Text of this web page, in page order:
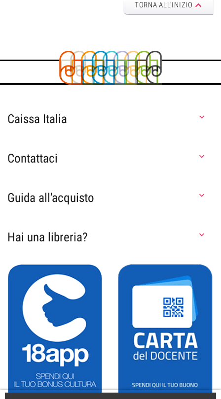
TORNA ALL'INIZIO
Caissa Italia 
Contattaci 
Guida all'acquisto 
Hai una libreria? 